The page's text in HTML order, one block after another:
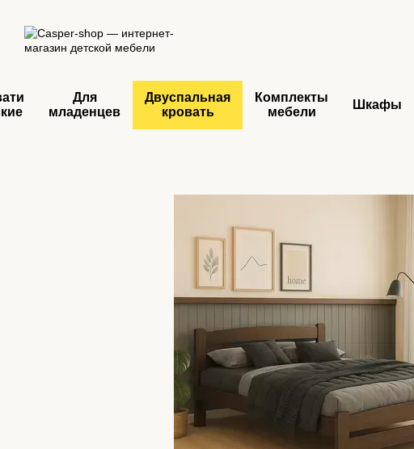
Для
младенцев
Двуспальная
кровать
Комплекты
мебели
Шкафы